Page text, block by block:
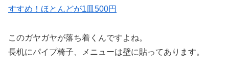
すすめ！ほとんどが1皿500円
このガヤガヤが落ち着くんですよね。
長机にパイプ椅子、メニューは壁に貼ってあります。